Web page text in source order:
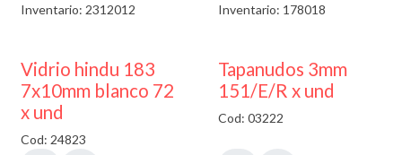
Inventario: 2312012 Inventario: 178018
40% DESCUENTO
Vidrio hindu 183
7x10mm blanco 72
x und
Cod: 24823
Tapanudos 3mm
151/E/R x und
Cod: 03222